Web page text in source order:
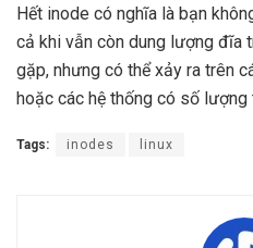
Hết inode có nghĩa là bạn
cả khi vẫn còn dung lượng đĩa
gặp, nhưng có thể xảy ra trên
hoặc các hệ thống có số lượng
Tags: inodes linux